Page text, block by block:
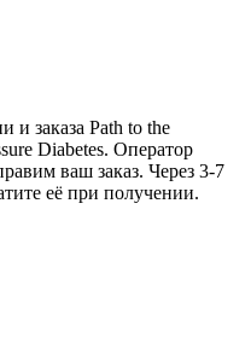
и заказа Path to the
Diabetes. Оператор
ваш заказ. Через 3-7
её при получении.